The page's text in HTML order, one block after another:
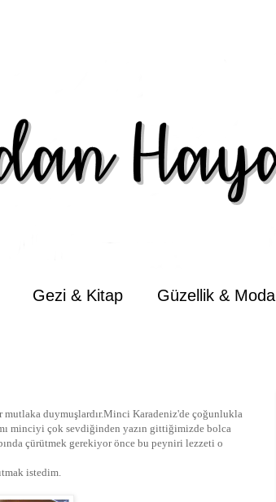
Gezi & Kitap Güzellik & Moda
duymuşlardır.Minci Karadeniz'de çoğunlukla
minciyi çok sevdiğinden yazın gittiğimizde bolca
çürütmek gerekiyor önce bu peyniri lezzeti o
istedim.